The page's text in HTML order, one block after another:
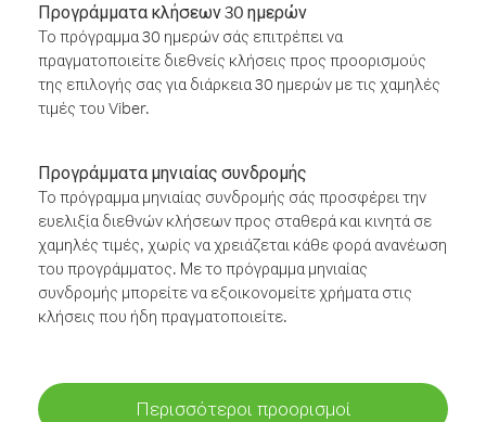
Προγράμματα κλήσεων 30 ημερών
Το πρόγραμμα 30 ημερών σάς επιτρέπει να
πραγματοποιείτε διεθνείς κλήσεις προς προορισμούς
της επιλογής σας για διάρκεια 30 ημερών με τις χαμηλές
τιμές του Viber.
Προγράμματα μηνιαίας συνδρομής
Το πρόγραμμα μηνιαίας συνδρομής σάς προσφέρει την
ευελιξία διεθνών κλήσεων προς σταθερά και κινητά σε
χαμηλές τιμές, χωρίς να χρειάζεται κάθε φορά ανανέωση
του προγράμματος. Με το πρόγραμμα μηνιαίας
συνδρομής μπορείτε να εξοικονομείτε χρήματα στις
κλήσεις που ήδη πραγματοποιείτε.
Περισσότεροι προορισμοί